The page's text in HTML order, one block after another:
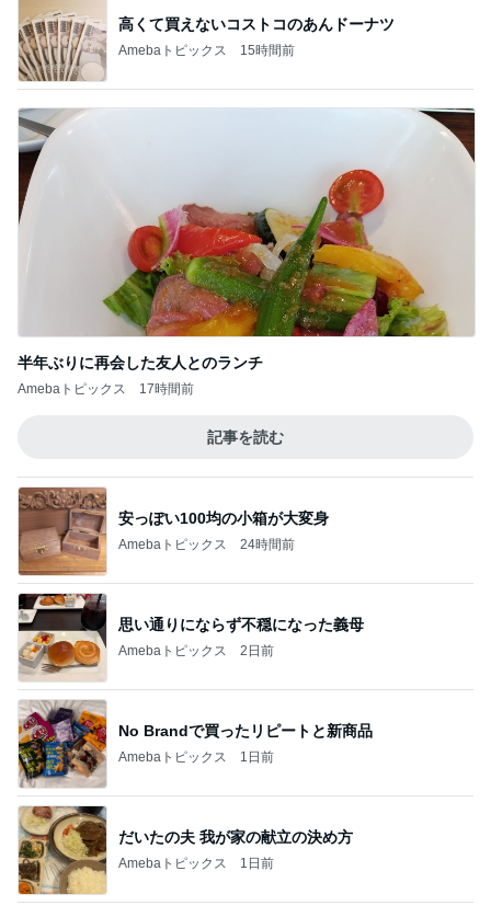
高くて買えないコストコのあんドーナツ
Amebaトピックス 15時間前
半年ぶりに再会した友人とのランチ
Amebaトピックス 17時間前
記事を読む
安っぽい100均の小箱が大変身
Amebaトピックス 24時間前
思い通りにならず不穏になった義母
Amebaトピックス 2日前
No Brandで買ったリピートと新商品
Amebaトピックス 1日前
だいたの夫 我が家の献立の決め方
Amebaトピックス 1日前